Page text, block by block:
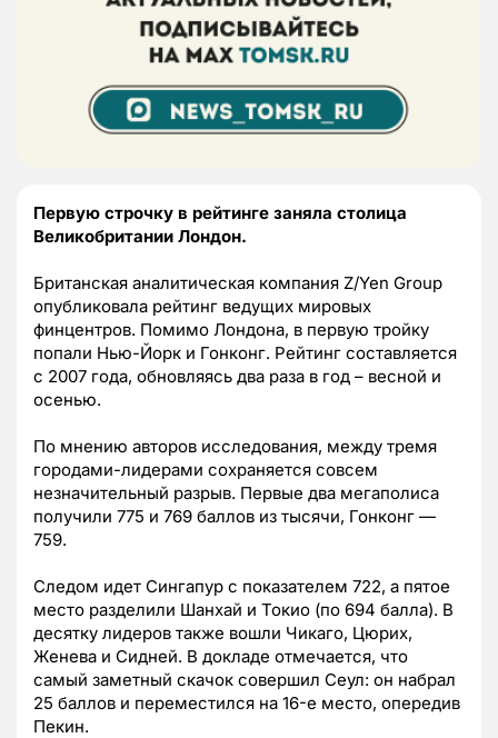
Первую строчку в рейтинге заняла столица
Великобритании Лондон.
Британская аналитическая компания Z/Yen Group
опубликовала рейтинг ведущих мировых
финцентров. Помимо Лондона, в первую тройку
попали Нью-Йорк и Гонконг. Рейтинг составляется
с 2007 года, обновляясь два раза в год – весной и
осенью.
По мнению авторов исследования, между тремя
городами-лидерами сохраняется совсем
незначительный разрыв. Первые два мегаполиса
получили 775 и 769 баллов из тысячи, Гонконг —
759.
Следом идет Сингапур с показателем 722, а пятое
место разделили Шанхай и Токио (по 694 балла). В
десятку лидеров также вошли Чикаго, Цюрих,
Женева и Сидней. В докладе отмечается, что
самый заметный скачок совершил Сеул: он набрал
25 баллов и переместился на 16-е место, опередив
Пекин.